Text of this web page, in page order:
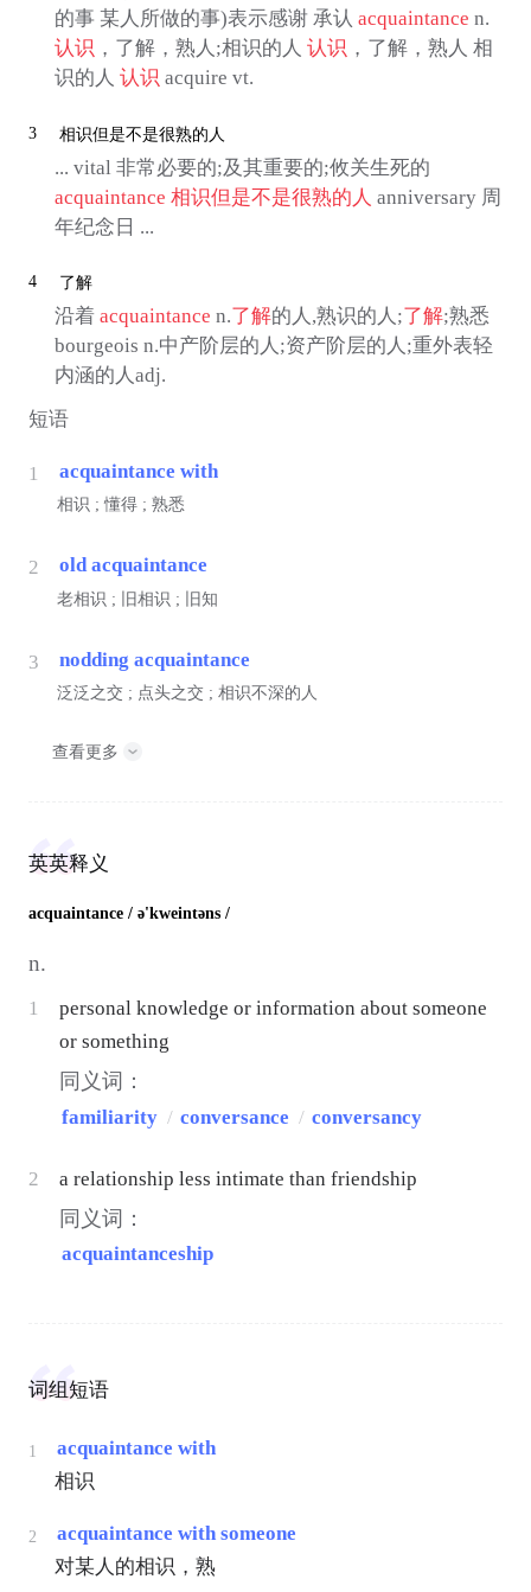
的事 某人所做的事)表示感谢 承认 acquaintance n.
认识 ，了解，熟人;相识的人 认识 ，了解，熟人 相
识的人 认识 acquire vt.
3 相识但是不是很熟的人
... vital 非常必要的;及其重要的;攸关生死的
acquaintance 相识但是不是很熟的人 anniversary 周
年纪念日 ...
4 了解
沿着 acquaintance n.了解的人,熟识的人;了解;熟悉
bourgeois n.中产阶层的人;资产阶层的人;重外表轻
内涵的人adj.
短语
1 acquaintance with
相识 ; 懂得 ; 熟悉
2 old acquaintance
老相识 ; 旧相识 ; 旧知
3 nodding acquaintance
泛泛之交 ; 点头之交 ; 相识不深的人
查看更多
英英释义
acquaintance / ə'kweintəns /
n.
1
personal knowledge or information about someone
or something
同义词：
familiarity / conversance / conversancy
2 a relationship less intimate than friendship
同义词：
acquaintanceship
词组短语
1
acquaintance with
相识
2
acquaintance with someone
对某人的相识，熟